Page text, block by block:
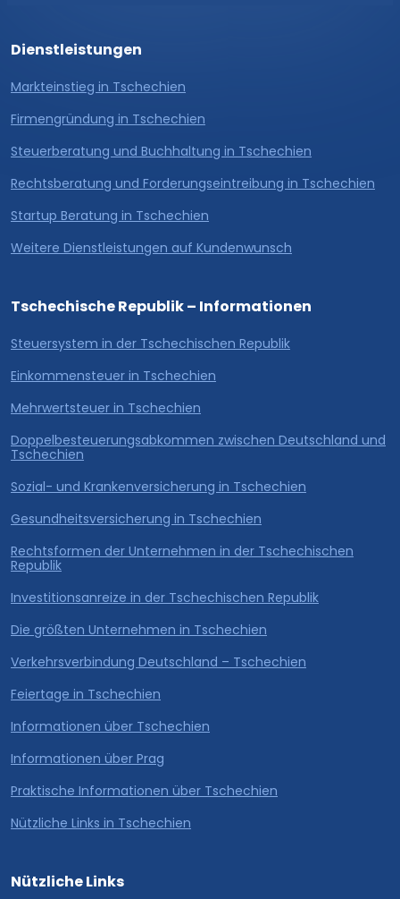
Dienstleistungen
Markteinstieg in Tschechien
Firmengründung in Tschechien
Steuerberatung und Buchhaltung in Tschechien
Rechtsberatung und Forderungseintreibung in Tschechien
Startup Beratung in Tschechien
Weitere Dienstleistungen auf Kundenwunsch
Tschechische Republik – Informationen
Steuersystem in der Tschechischen Republik
Einkommensteuer in Tschechien
Mehrwertsteuer in Tschechien
Doppelbesteuerungsabkommen zwischen Deutschland und
Tschechien
Sozial- und Krankenversicherung in Tschechien
Gesundheitsversicherung in Tschechien
Rechtsformen der Unternehmen in der Tschechischen
Republik
Investitionsanreize in der Tschechischen Republik
Die größten Unternehmen in Tschechien
Verkehrsverbindung Deutschland – Tschechien
Feiertage in Tschechien
Informationen über Tschechien
Informationen über Prag
Praktische Informationen über Tschechien
Nützliche Links in Tschechien
Nützliche Links